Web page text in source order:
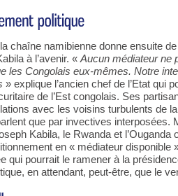
la chaîne namibienne donne ensuite
à l’avenir. « Aucun médiateur ne
les Congolais eux-mêmes. Notre
» explique l’ancien chef de l’Etat qui
de l’Est congolais. Ses
avec les voisins turbulents de
que par invectives interposées.
Kabila, le Rwanda et
en « médiateur disponible
qui pourrait le ramener à la
en attendant, peut-être, que le